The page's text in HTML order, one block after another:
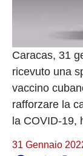
Caracas, 31
ricevuto una
vaccino
rafforzare la
la COVID-19,
31 Gennaio